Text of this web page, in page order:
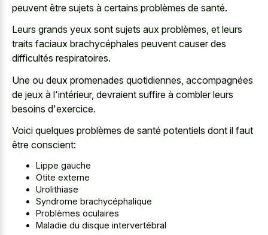
peuvent être sujets à certains problèmes de santé.
Leurs grands yeux sont sujets aux problèmes, et leurs
traits faciaux brachycéphales peuvent causer des
difficultés respiratoires.
Une ou deux promenades quotidiennes, accompagnées
de jeux à l'intérieur, devraient suffire à combler leurs
besoins d'exercice.
Voici quelques problèmes de santé potentiels dont il faut
être conscient:
Lippe gauche
Otite externe
Urolithiase
Syndrome brachycéphalique
Problèmes oculaires
Maladie du disque intervertébral